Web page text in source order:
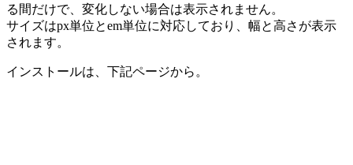
る間だけで、変化しない場合は表示されません。
サイズはpx単位とem単位に対応しており、幅と高さが表示
されます。
インストールは、下記ページから。